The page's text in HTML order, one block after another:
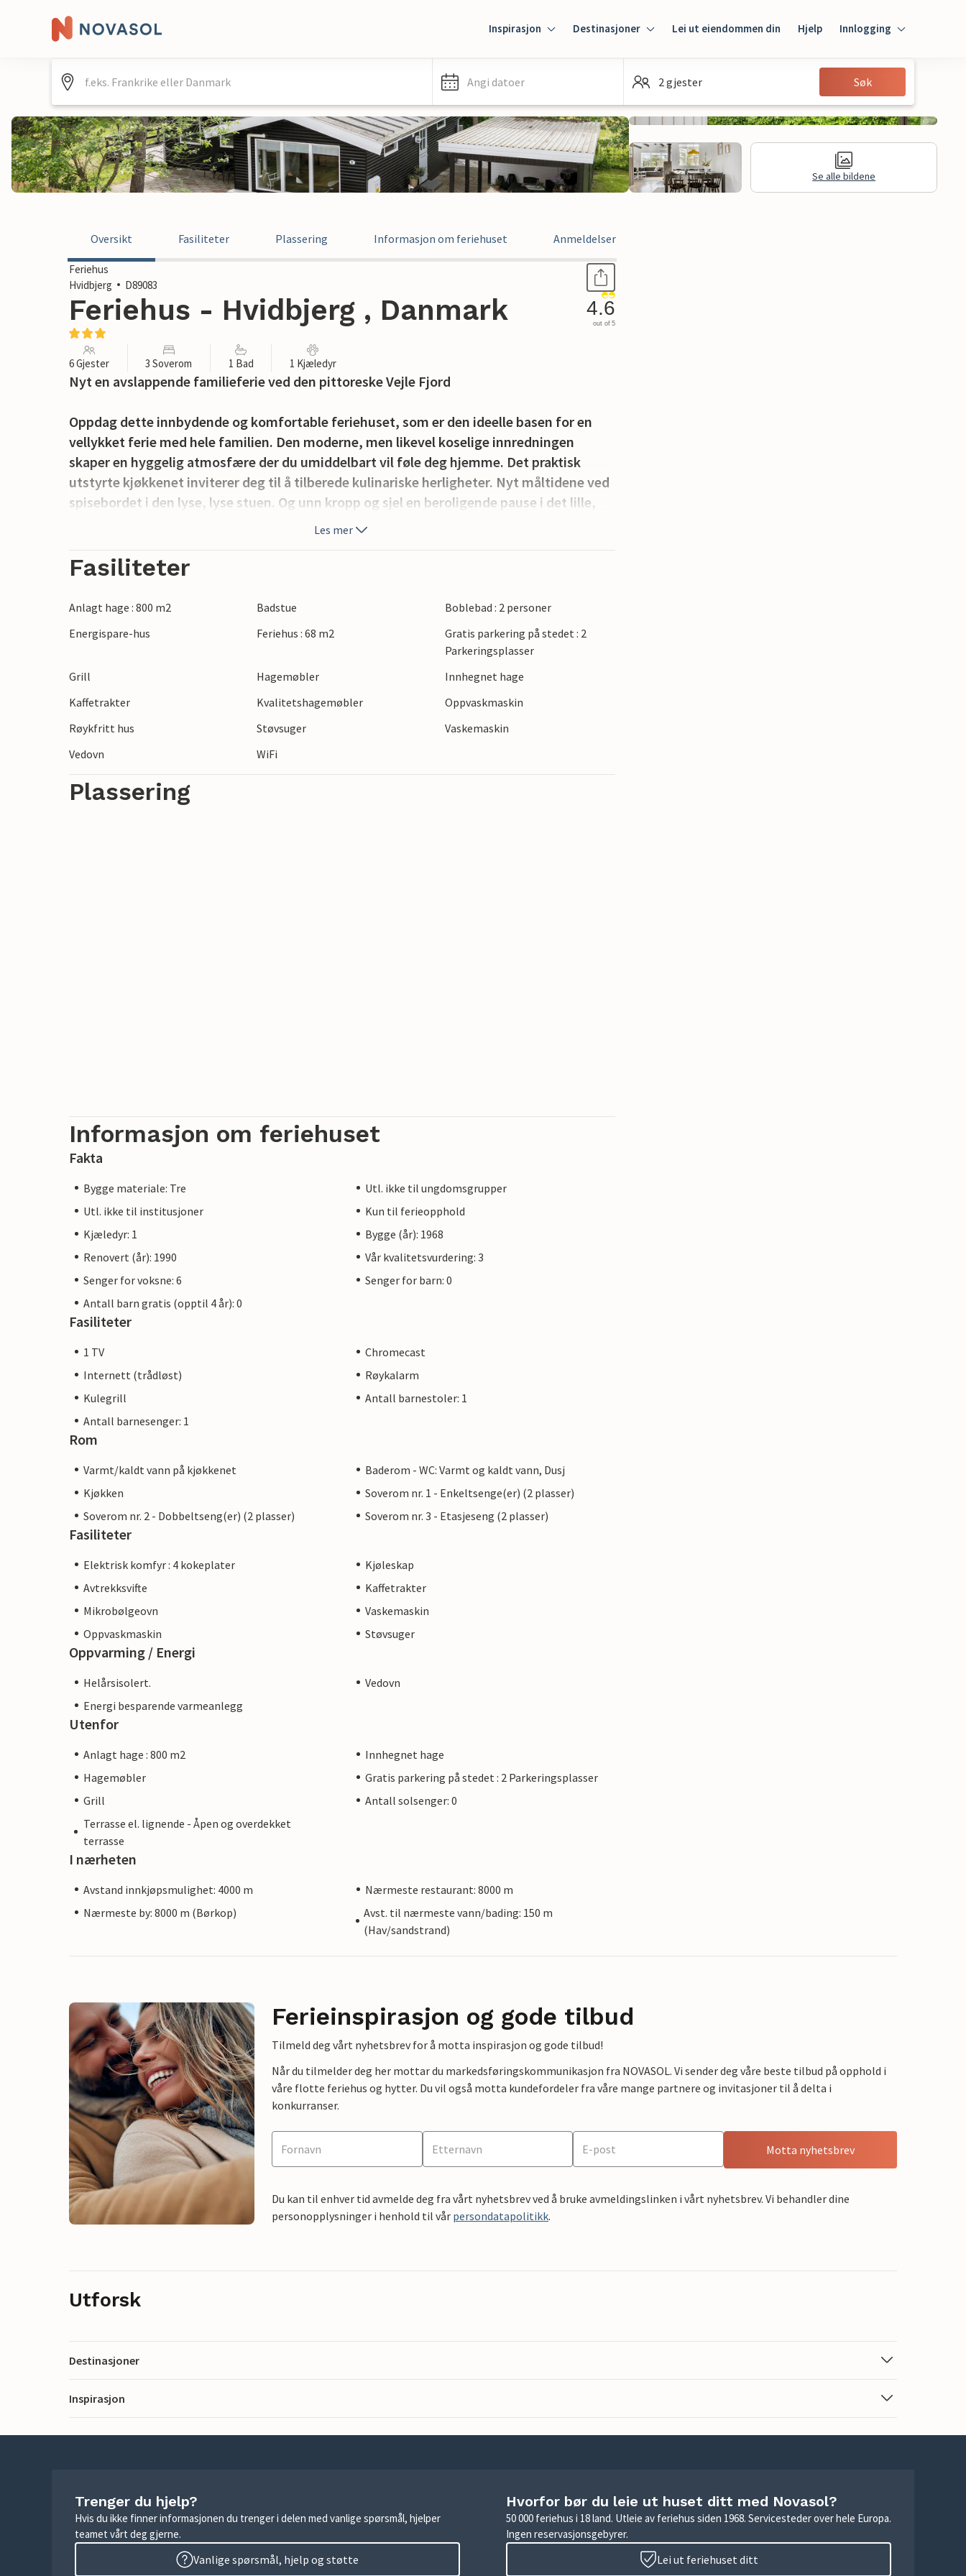
Inspirasjon Destinasjoner Lei ut eiendommen din Hjelp Innlogging
Innlogging
Gjest
Angi datoer 2 gjester Søk
Se alle bildene
Oversikt Fasiliteter Plassering Informasjon om feriehuset Anmeldelser
Feriehus
Hvidbjerg
D89083
Feriehus - Hvidbjerg , Danmark 4.6
out of 5
6 Gjester 3 Soverom 1 Bad 1 Kjæledyr
Nyt en avslappende familieferie ved den pittoreske Vejle Fjord
Oppdag dette innbydende og komfortable feriehuset, som er den ideelle basen for en
vellykket ferie med hele familien. Den moderne, men likevel koselige innredningen
skaper en hyggelig atmosfære der du umiddelbart vil føle deg hjemme. Det praktisk
utstyrte kjøkkenet inviterer deg til å tilberede kulinariske herligheter. Nyt måltidene ved
spisebordet i den lyse, lyse stuen. Og unn kropp og sjel en beroligende pause i det lille,
private velværeområdet med boblebad og badstue.
På den romslige terrassen kan du spise ute under parasollen eller bare nyte den friske
spaserturer og forfriskende badedager. Den nærmeste sandstranden ligger bare en kort
nærliggende byen Vejle, som byr på mange gastronomiske og kulturelle høydepunkter.
Les mer
Fasiliteter
Anlagt hage : 800 m2 Badstue
Boblebad : 2 personer
Energispare-hus
Feriehus : 68 m2
Gratis parkering på stedet : 2
Parkeringsplasser
Grill
Hagemøbler
Innhegnet hage
Kaffetrakter
Kvalitetshagemøbler
Oppvaskmaskin
Røykfritt hus
Støvsuger
Vaskemaskin
Vedovn
WiFi
Plassering
Informasjon om feriehuset
Fakta
Bygge materiale: Tre
Utl. ikke til ungdomsgrupper
Utl. ikke til institusjoner
Kun til ferieopphold
Kjæledyr: 1
Bygge (år): 1968
Renovert (år): 1990
Vår kvalitetsvurdering: 3
Senger for voksne: 6
Senger for barn: 0
Antall barn gratis (opptil 4 år): 0
Fasiliteter
1 TV
Chromecast
Internett (trådløst)
Røykalarm
Kulegrill
Antall barnestoler: 1
Antall barnesenger: 1
Rom
Varmt/kaldt vann på kjøkkenet
Baderom - WC: Varmt og kaldt vann, Dusj
Kjøkken
Soverom nr. 1 - Enkeltsenge(er) (2 plasser)
Soverom nr. 2 - Dobbeltseng(er) (2 plasser)
Soverom nr. 3 - Etasjeseng (2 plasser)
Fasiliteter
Elektrisk komfyr : 4 kokeplater
Kjøleskap
Avtrekksvifte
Kaffetrakter
Mikrobølgeovn
Vaskemaskin
Oppvaskmaskin
Støvsuger
Oppvarming / Energi
Helårsisolert.
Vedovn
Energi besparende varmeanlegg
Utenfor
Anlagt hage : 800 m2
Innhegnet hage
Hagemøbler
Gratis parkering på stedet : 2 Parkeringsplasser
Grill
Antall solsenger: 0
Terrasse el. lignende - Åpen og overdekket
terrasse
I nærheten
Avstand innkjøpsmulighet: 4000 m
Nærmeste restaurant: 8000 m
Nærmeste by: 8000 m (Børkop)
Avst. til nærmeste vann/bading: 150 m
(Hav/sandstrand)
Ferieinspirasjon og gode tilbud
Tilmeld deg vårt nyhetsbrev for å motta inspirasjon og gode tilbud!
Når du tilmelder deg her mottar du markedsføringskommunikasjon fra NOVASOL. Vi sender deg våre beste tilbud på opphold i
våre flotte feriehus og hytter. Du vil også motta kundefordeler fra våre mange partnere og invitasjoner til å delta i
konkurranser.
Motta nyhetsbrev
Du kan til enhver tid avmelde deg fra vårt nyhetsbrev ved å bruke avmeldingslinken i vårt nyhetsbrev. Vi behandler dine
personopplysninger i henhold til vår persondatapolitikk.
Utforsk
Destinasjoner
Inspirasjon
Trenger du hjelp?
Hvis du ikke finner informasjonen du trenger i delen med vanlige spørsmål, hjelper
teamet vårt deg gjerne.
Vanlige spørsmål, hjelp og støtte
Hvorfor bør du leie ut huset ditt med Novasol?
50 000 feriehus i 18 land. Utleie av feriehus siden 1968. Servicesteder over hele Europa.
Ingen reservasjonsgebyrer.
Lei ut feriehuset ditt